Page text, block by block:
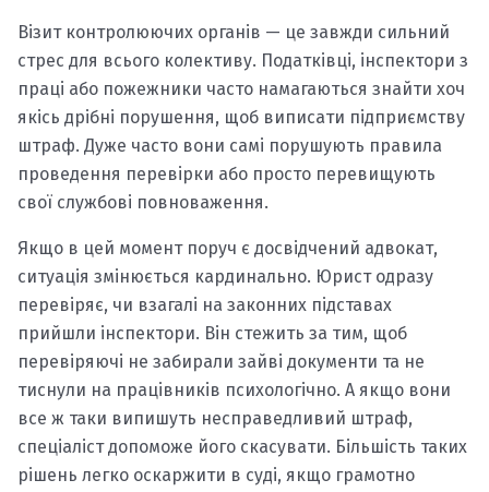
Візит контролюючих органів — це завжди сильний
стрес для всього колективу. Податківці, інспектори з
праці або пожежники часто намагаються знайти хоч
якісь дрібні порушення, щоб виписати підприємству
штраф. Дуже часто вони самі порушують правила
проведення перевірки або просто перевищують
свої службові повноваження.
Якщо в цей момент поруч є досвідчений адвокат,
ситуація змінюється кардинально. Юрист одразу
перевіряє, чи взагалі на законних підставах
прийшли інспектори. Він стежить за тим, щоб
перевіряючі не забирали зайві документи та не
тиснули на працівників психологічно. А якщо вони
все ж таки випишуть несправедливий штраф,
спеціаліст допоможе його скасувати. Більшість таких
рішень легко оскаржити в суді, якщо грамотно